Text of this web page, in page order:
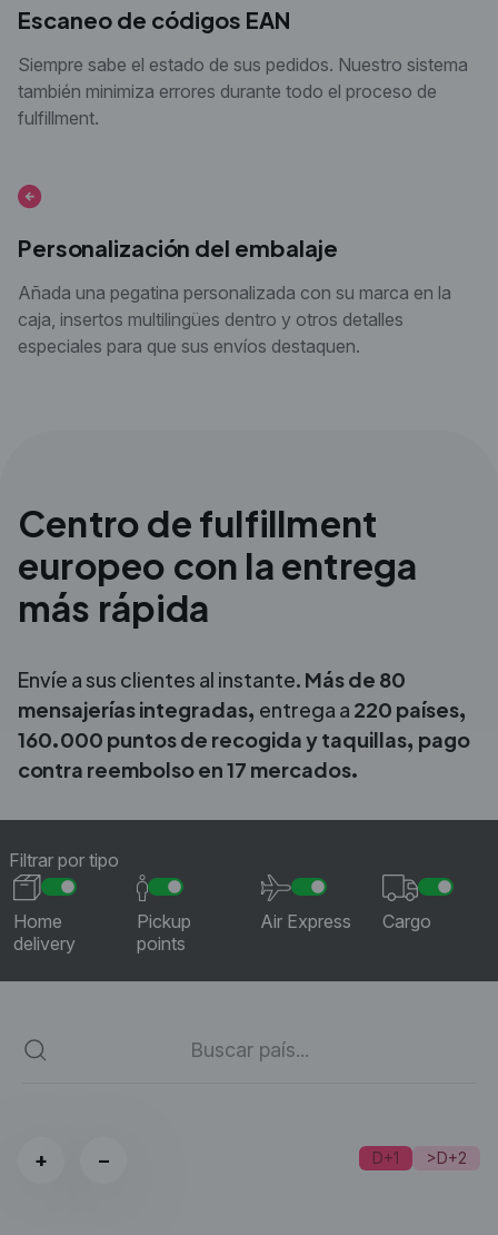
Escaneo de códigos EAN
Siempre sabe el estado de sus pedidos. Nuestro sistema
también minimiza errores durante todo el proceso de
fulfillment.
Personalización del embalaje
Añada una pegatina personalizada con su marca en la
caja, insertos multilingües dentro y otros detalles
especiales para que sus envíos destaquen.
Centro de fulfillment
europeo con la entrega
más rápida
Envíe a sus clientes al instante. Más de 80
mensajerías integradas, entrega a 220 países,
160.000 puntos de recogida y taquillas, pago
contra reembolso en 17 mercados.
Filtrar por tipo
Home
delivery
Pickup
points
Air Express Cargo
D+1 >D+2
+ −